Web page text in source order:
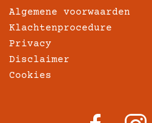
Algemene voorwaarden
Klachtenprocedure
Privacy
Disclaimer
Cookies